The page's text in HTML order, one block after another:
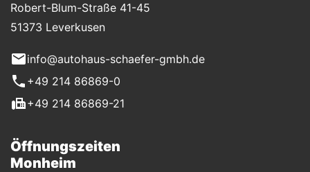
Robert-Blum-Straße 41-45
51373 Leverkusen
info@autohaus-schaefer-gmbh.de
+49 214 86869-0
+49 214 86869-21
Öffnungszeiten
Monheim